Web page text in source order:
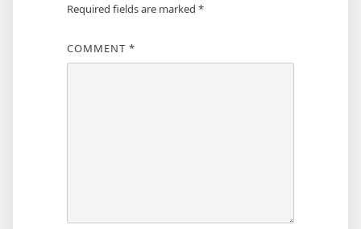
Required fields are marked *
COMMENT *